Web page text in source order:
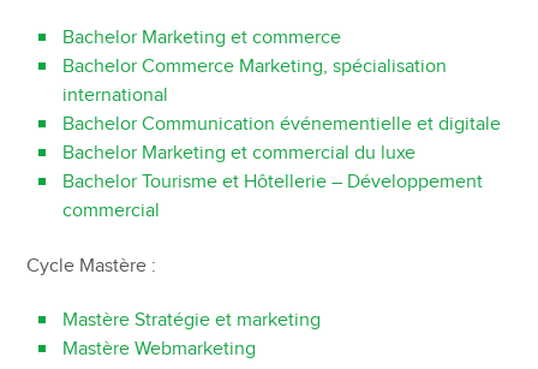
Bachelor Marketing et commerce
Bachelor Commerce Marketing, spécialisation
international
Bachelor Communication événementielle et digitale
Bachelor Marketing et commercial du luxe
Bachelor Tourisme et Hôtellerie – Développement
commercial
Cycle Mastère :
Mastère Stratégie et marketing
Mastère Webmarketing